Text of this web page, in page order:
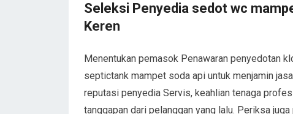
Seleksi Penyedia sedot wc
Keren
Menentukan pemasok Penawaran penyedotan
septictank mampet soda api untuk menjamin
reputasi penyedia Servis, keahlian tenaga
tanggapan dari pelanggan yang lalu. Periksa